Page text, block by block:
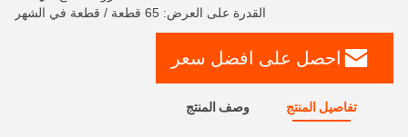
القدرة على العرض: 65 قطعة / قطعة في الشهر
احصل على افضل سعر
تفاصيل المنتج وصف المنتج